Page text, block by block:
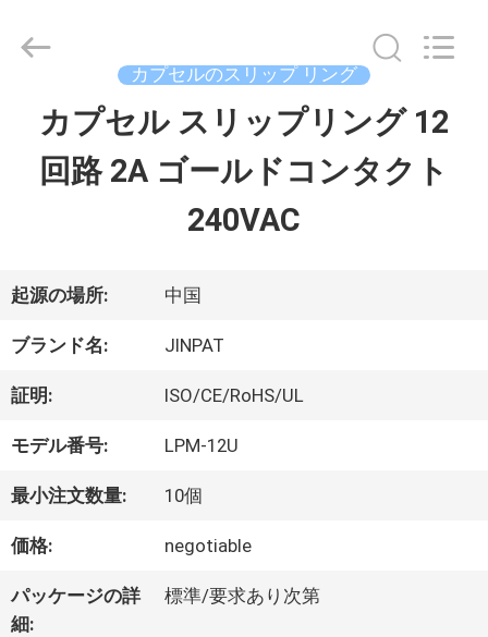
VR
シ
ョ
ー
私
達
カプセルのスリップ リング
カプセル スリップリング 12
回路 2A ゴールドコンタクト
240VAC
起源の場所: 中国
ブランド名: JINPAT
証明: ISO/CE/RoHS/UL
モデル番号: LPM-12U
最小注文数量: 10個
価格: negotiable
パッケージの詳
細:
標準/要求あり次第